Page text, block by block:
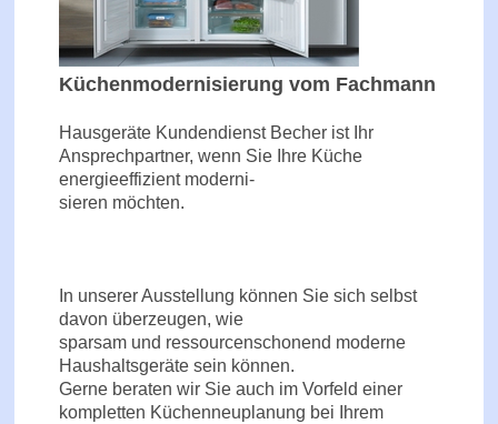
Küchenmodernisierung vom Fachmann
Hausgeräte Kundendienst Becher ist Ihr
Ansprechpartner, wenn Sie Ihre Küche
energieeffizient moderni-
sieren möchten.
In unserer Ausstellung können Sie sich selbst
davon überzeugen, wie
sparsam und ressourcenschonend moderne
Haushaltsgeräte sein können.
Gerne beraten wir Sie auch im Vorfeld einer
kompletten Küchenneuplanung bei Ihrem